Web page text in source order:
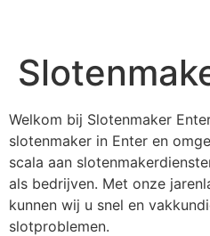
Welkom bij Slotenmaker
slotenmaker in Enter en
scala aan
als bedrijven. Met onze
kunnen wij u snel en
slotproblemen.